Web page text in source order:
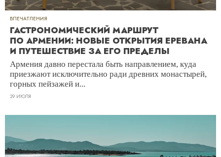
ВПЕЧАТЛЕНИЯ
ГАСТРОНОМИЧЕСКИЙ МАРШРУТ
ПО АРМЕНИИ: НОВЫЕ ОТКРЫТИЯ ЕРЕВАНА
И ПУТЕШЕСТВИЕ ЗА ЕГО ПРЕДЕЛЫ
Армения давно перестала быть направлением, куда
приезжают исключительно ради древних монастырей,
горных пейзажей и...
29 ИЮЛЯ